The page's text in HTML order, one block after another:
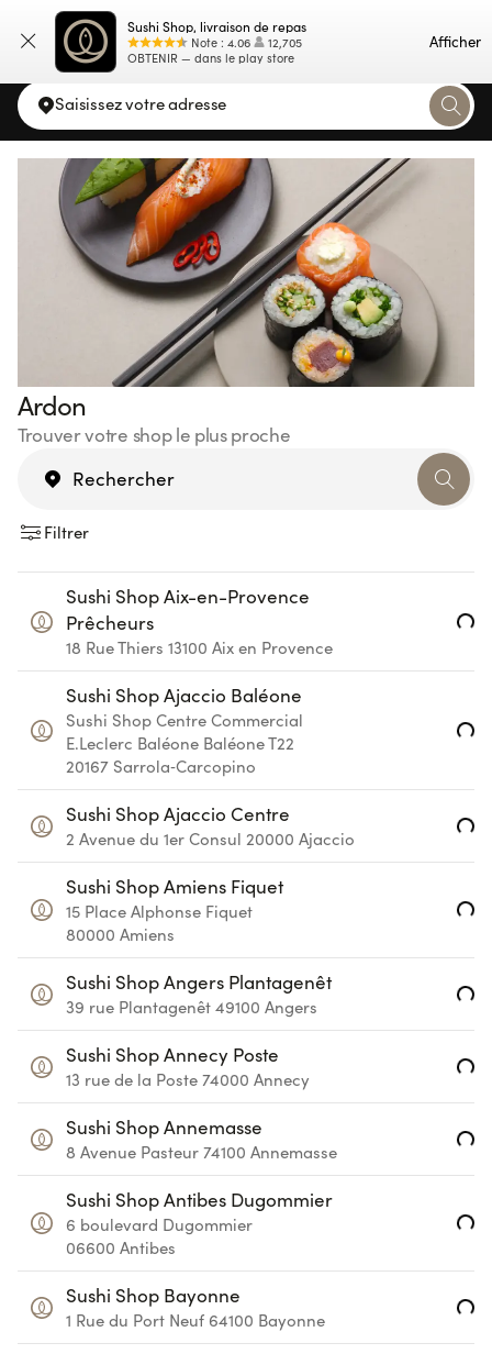
Sushi Shop, livraison de repas
Note : 4.06
12,705
OBTENIR — dans le play store
Afficher
Carte
Saisissez votre adresse
Ardon
Trouver votre shop le plus proche
Filtrer
Sushi Shop Aix-en-Provence
Prêcheurs
18 Rue Thiers 13100 Aix en Provence Loading...
Sushi Shop Ajaccio Baléone
Sushi Shop Centre Commercial
E.Leclerc Baléone Baléone T22
20167 Sarrola‑Carcopino Loading...
Sushi Shop Ajaccio Centre
2 Avenue du 1er Consul 20000 Ajaccio Loading...
Sushi Shop Amiens Fiquet
15 Place Alphonse Fiquet
80000 Amiens Loading...
Sushi Shop Angers Plantagenêt
39 rue Plantagenêt 49100 Angers Loading...
Sushi Shop Annecy Poste
13 rue de la Poste 74000 Annecy Loading...
Sushi Shop Annemasse
8 Avenue Pasteur 74100 Annemasse Loading...
Sushi Shop Antibes Dugommier
6 boulevard Dugommier
06600 Antibes Loading...
Sushi Shop Bayonne
1 Rue du Port Neuf 64100 Bayonne Loading...